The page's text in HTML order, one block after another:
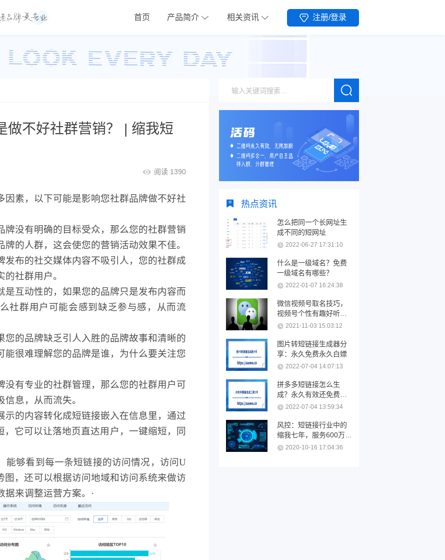
首页 产品简介 相关资讯 注册/登录
做不好社群营销？ | 缩我短
阅读 1390
因素，以下可能是影响您社群品牌做不好社
牌没有明确的目标受众，那么您的社群营销
牌的人群，这会使您的营销活动效果不佳。
发布的社交媒体内容不吸引人，您的社群成
社群用户。
是互动性的，如果您的品牌只是发布内容而
社群用户可能会感到 缺乏参与感，从而流
您的品牌缺乏引人入胜的品牌故事和清晰的
能很难理解您的品牌是谁，为什么要关注您
没有专业的社群管理，那么您的社群用户可
息，从而流失。
示的内容转化成短链接嵌入在信息里，通过
，它可以让落地页直达用户，一键缩短，同
能够看到每一条短链接的访问情况，访问U
图，还可以根据访问地域和访问系统来做访
来调整运营方案。·
热点资讯
怎么把同一个长网址生
成不同的短网址
2022-06-27 17:31:10
什么是一级域名？免费
一级域名有哪些？
2022-01-07 16:24:38
微信视频号取名技巧，
视频号个性有趣好听的
名字大全
2021-11-03 15:03:12
图片转短链接生成器分
享：永久免费永久白嫖
2022-07-04 14:07:13
拼多多短链接怎么生
成？永久有效还免费的
短链接工具分享
2022-07-04 13:59:34
风控：短链接行业中的
缩我七年，服务600万短
链接用户。
2020-10-16 17:04:36